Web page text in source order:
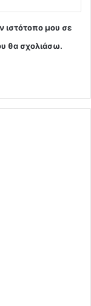
ιστότοπο μου σε
θα σχολιάσω.